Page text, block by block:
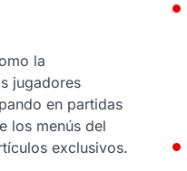
la
jugadores
en partidas
los menús del
exclusivos.